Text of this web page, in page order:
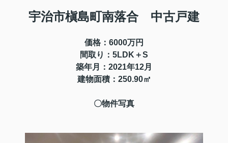
宇治市槇島町南落合 中古戸建
価格：6000万円
間取り：5LDK＋S
築年月：2021年12月
建物面積：250.90㎡
〇物件写真